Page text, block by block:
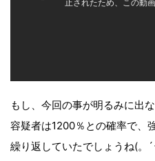
もし、今回の事が明るみに出
容疑者は1200％との確率で、
繰り返していたでしょうね(。